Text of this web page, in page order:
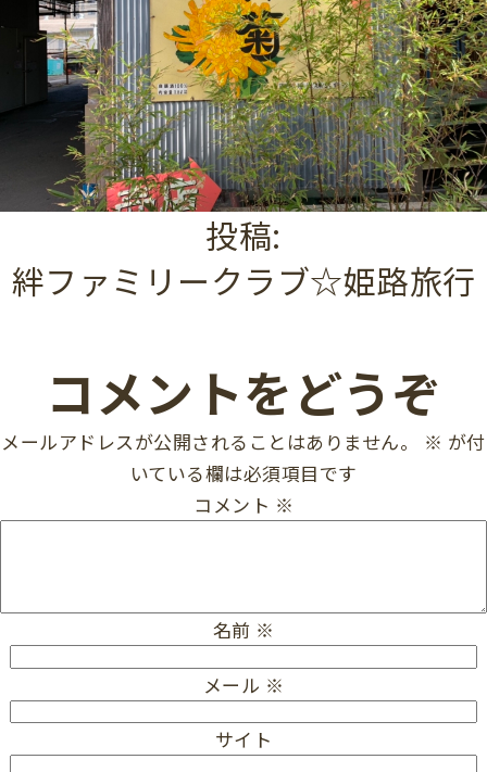
投稿:
絆ファミリークラブ☆姫路旅行
コメントをどうぞ
メールアドレスが公開されることはありません。 ※ が付
いている欄は必須項目です
コメント ※
名前 ※
メール ※
サイト